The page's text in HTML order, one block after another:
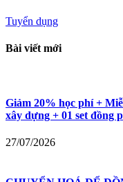
Tuyển dụng
Bài viết mới
Giảm 20% học phí +
xây dựng + 01 set đồng
27/07/2026